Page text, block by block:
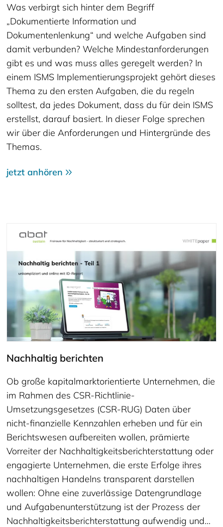
Was verbirgt sich hinter dem Begriff
„Dokumentierte Information und
Dokumentenlenkung“ und welche Aufgaben sind
damit verbunden? Welche Mindestanforderungen
gibt es und was muss alles geregelt werden? In
einem ISMS Implementierungsprojekt gehört dieses
Thema zu den ersten Aufgaben, die du regeln
solltest, da jedes Dokument, dass du für dein ISMS
erstellst, darauf basiert. In dieser Folge sprechen
wir über die Anforderungen und Hintergründe des
Themas.
jetzt anhören
Nachhaltig berichten
Ob große kapitalmarktorientierte Unternehmen, die
im Rahmen des CSR-Richtlinie-
Umsetzungsgesetzes (CSR-RUG) Daten über
nicht-finanzielle Kennzahlen erheben und für ein
Berichtswesen aufbereiten wollen, prämierte
Vorreiter der Nachhaltigkeitsberichterstattung oder
engagierte Unternehmen, die erste Erfolge ihres
nachhaltigen Handelns transparent darstellen
wollen: Ohne eine zuverlässige Datengrundlage
und Aufgabenunterstützung ist der Prozess der
Nachhaltigkeitsberichterstattung aufwendig und…